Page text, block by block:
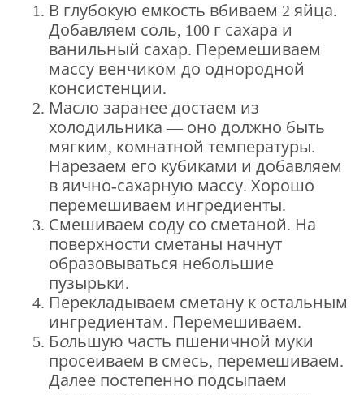
В глубокую емкость вбиваем 2 яйца.
Добавляем соль, 100 г сахара и
ванильный сахар. Перемешиваем
массу венчиком до однородной
консистенции.
Масло заранее достаем из
холодильника — оно должно быть
мягким, комнатной температуры.
Нарезаем его кубиками и добавляем
в яично-сахарную массу. Хорошо
перемешиваем ингредиенты.
Смешиваем соду со сметаной. На
поверхности сметаны начнут
образовываться небольшие
пузырьки.
Перекладываем сметану к остальным
ингредиентам. Перемешиваем.
Большую часть пшеничной муки
просеиваем в смесь, перемешиваем.
Далее постепенно подсыпаем